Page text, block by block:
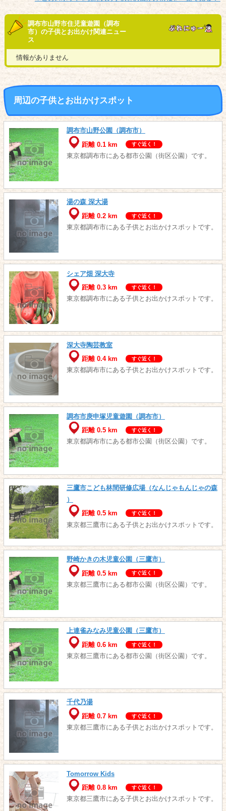
調布市山野市住児童遊園（調布
市）の子供とお出かけ関連ニュー
ス
情報がありません
周辺の子供とお出かけスポット
調布市山野公園（調布市）
距離 0.1 km
すぐ近く！
東京都調布市にある都市公園（街区公園）です。
湯の森 深大湯
距離 0.2 km
すぐ近く！
東京都調布市にある子供とお出かけスポットです。
シェア畑 深大寺
距離 0.3 km
すぐ近く！
東京都調布市にある子供とお出かけスポットです。
深大寺陶芸教室
距離 0.4 km
すぐ近く！
東京都調布市にある子供とお出かけスポットです。
調布市庚申塚児童遊園（調布市）
距離 0.5 km
すぐ近く！
東京都調布市にある都市公園（街区公園）です。
三鷹市こども林間研修広場（なんじゃもんじゃの森
）
距離 0.5 km
すぐ近く！
東京都三鷹市にある子供とお出かけスポットです。
野崎かきの木児童公園（三鷹市）
距離 0.5 km
すぐ近く！
東京都三鷹市にある都市公園（街区公園）です。
上連雀みなみ児童公園（三鷹市）
距離 0.6 km
すぐ近く！
東京都三鷹市にある都市公園（街区公園）です。
千代乃湯
距離 0.7 km
すぐ近く！
東京都三鷹市にある子供とお出かけスポットです。
Tomorrow Kids
距離 0.8 km
すぐ近く！
東京都三鷹市にある子供とお出かけスポットです。